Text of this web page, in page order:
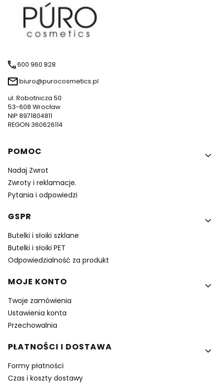
600 960 828
biuro@purocosmetics.pl
ul. Robotnicza 50
53-608 Wrocław
NIP 8971804811
REGON 360626114
Linki w stopce
POMOC
Nadaj Zwrot
Zwroty i reklamacje.
Pytania i odpowiedzi
GSPR
Butelki i słoiki szklane
Butelki i słoiki PET
Odpowiedzialność za produkt
MOJE KONTO
Twoje zamówienia
Ustawienia konta
Przechowalnia
PŁATNOŚCI I DOSTAWA
Formy płatności
Czas i koszty dostawy